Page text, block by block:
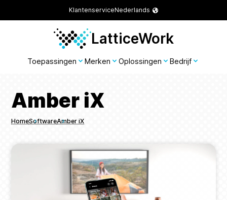
KlantenserviceNederlands
LatticeWork
Toepassingen Merken Oplossingen Bedrijf
Amber iX
Breadcrumbs
HomeSoftwareAmber iX